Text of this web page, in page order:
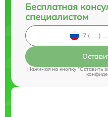
Бесплатная
специалистом
Нажимая на кнопку "Оставить